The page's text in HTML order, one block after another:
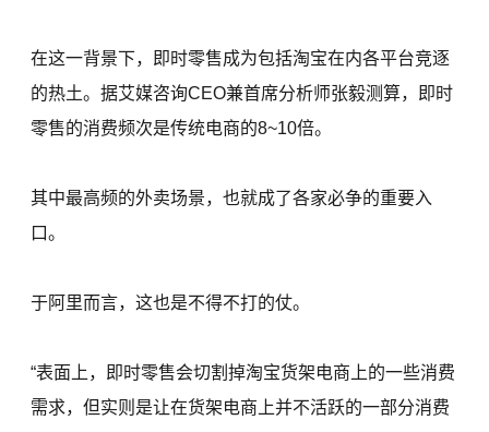
在这一背景下，即时零售成为包括淘宝在内各平台竞逐
的热土。据艾媒咨询CEO兼首席分析师张毅测算，即时
零售的消费频次是传统电商的8~10倍。
其中最高频的外卖场景，也就成了各家必争的重要入
口。
于阿里而言，这也是不得不打的仗。
“表面上，即时零售会切割掉淘宝货架电商上的一些消费
需求，但实则是让在货架电商上并不活跃的一部分消费